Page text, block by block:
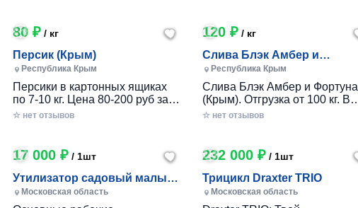
80 ₽ / кг
Персик (Крым)
Республика Крым
Персики в картонных ящиках
по 7-10 кг. Цена 80-200 руб за 1
кг в зависимости от размера и
☆ нет отзывов
120 ₽/ кг
Слива Блэк Амбер и
Фортуна (Крым)
Республика Крым
Слива Блэк Амбер и Фортуна
(Крым). Отгрузка от 100 кг. В
картонном ящике по 7-10 кг.
☆ нет отзывов
17 000 ₽ / 1шт
Утилизатор садовый малый
(УСМ)
Московская область
232 000 ₽/ 1шт
Трицикл Draxter TRIO
Московская область